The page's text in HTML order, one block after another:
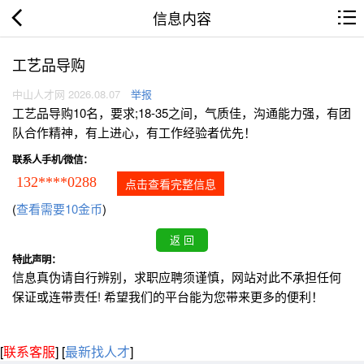
信息内容
工艺品导购
中山人才网 2026.08.07 举报
工艺品导购10名，要求;18-35之间，气质佳，沟通能力强，有团
队合作精神，有上进心，有工作经验者优先！
联系人手机/微信：
132****0288 点击查看完整信息
(查看需要10金币)
特此声明：
信息真伪请自行辨别，求职应聘须谨慎，网站对此不承担任何
保证或连带责任! 希望我们的平台能为您带来更多的便利！
[联系客服] [最新找人才]